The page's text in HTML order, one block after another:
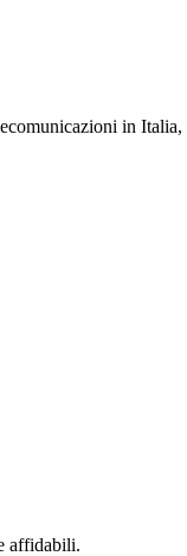
in Italia,
affidabili.